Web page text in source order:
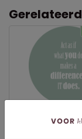
Act as if what
makes a